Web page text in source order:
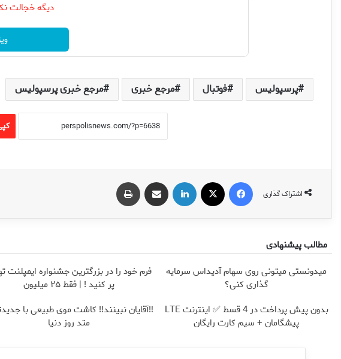
دیگه خجالت
پرسپولیس فوتبال مرجع خبری مرجع خبری پرسپولیس
اشتراک گذاری
فیس بوک لینکدین اشتراک گذاری از طریق ایمیل
مطالب پیشنهادی
میدونستی میتونی روی سهام آدیداس سرمایه
گذاری کنی؟
فرم خود را در بزرگترین جشنواره ایمپلنت
پر کنید ! | فقط ۲۵ میلیون
بدون پیش پرداخت در 4 قسط ✅ اینترنت LTE
پیشگامان + سیم کارت رایگان
‼️آقایان نبینند‼️ کاشت موی طبیعی با
متد روز دنیا